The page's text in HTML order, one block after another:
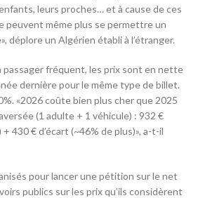
leurs proches… et à cause de ces
peuvent même plus se permettre un
déplore un Algérien établi à l’étranger.
passager fréquent, les prix sont en nette
dernière pour le même type de billet.
«2026 coûte bien plus cher que 2025
(1 adulte + 1 véhicule) : 932 €
430 € d’écart (~46% de plus)», a-t-il
pour lancer une pétition sur le net
publics sur les prix qu’ils considèrent